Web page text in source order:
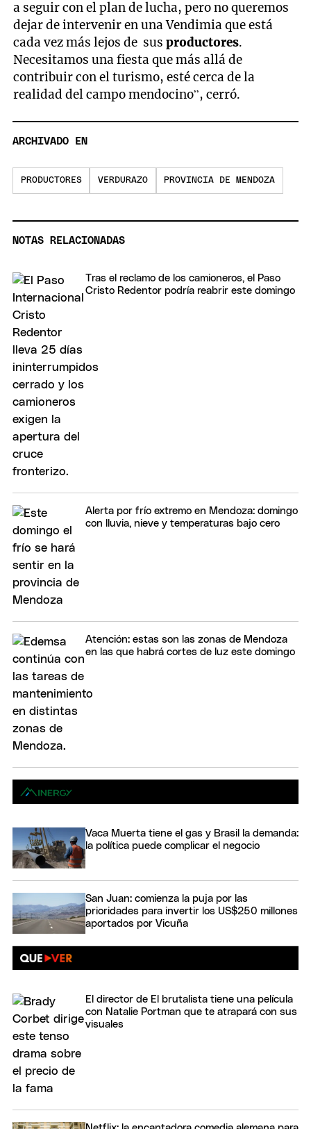
a seguir con el plan de lucha, pero no queremos
dejar de intervenir en una Vendimia que está
cada vez más lejos de susproductores.
Necesitamos una fiesta que más allá de
contribuir con el turismo, esté cerca de la
realidad del campo mendocino”, cerró.
ARCHIVADO EN
PRODUCTORES VERDURAZO PROVINCIA DE MENDOZA
NOTAS RELACIONADAS
Tras el reclamo de los camioneros, el Paso
Cristo Redentor podría reabrir este domingo
Alerta por frío extremo en Mendoza: domingo
con lluvia, nieve y temperaturas bajo cero
Atención: estas son las zonas de Mendoza
en las que habrá cortes de luz este domingo
Vaca Muerta tiene el gas y Brasil la demanda:
la política puede complicar el negocio
San Juan: comienza la puja por las
prioridades para invertir los US$250 millones
aportados por Vicuña
El director de El brutalista tiene una película
con Natalie Portman que te atrapará con sus
visuales